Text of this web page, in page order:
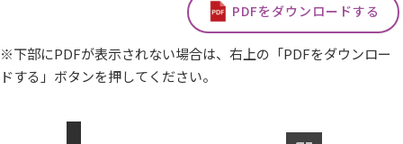
PDFをダウンロードする
※下部にPDFが表示されない場合は、右上の「PDFをダウンロー
ドする」ボタンを押してください。